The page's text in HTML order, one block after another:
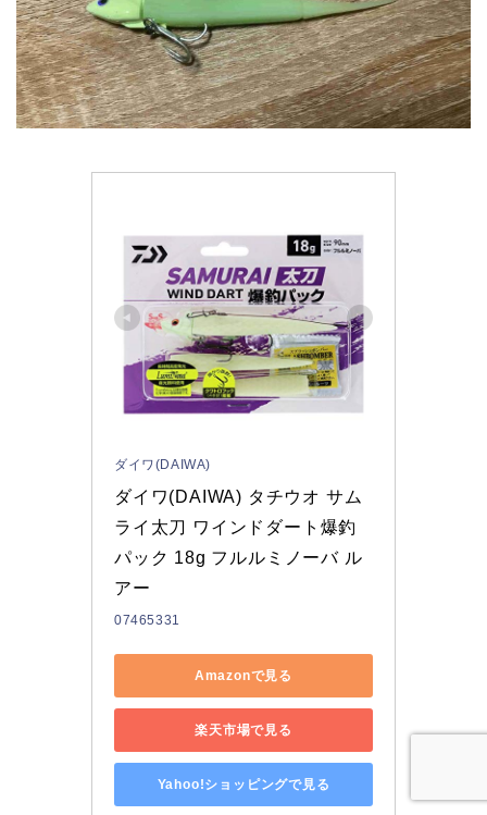
ダイワ(DAIWA)
ダイワ(DAIWA) タチウオ サム
ライ太刀 ワインドダート爆釣
パック 18g フルルミノーバ ル
アー
07465331
Amazonで見る
楽天市場で見る
Yahoo!ショッピングで見る